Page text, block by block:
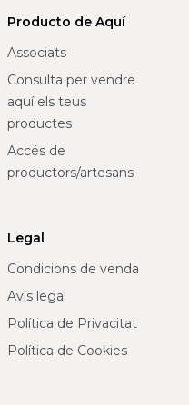
Producto de Aquí
Associats
Consulta per vendre
aquí els teus
productes
Accés de
productors/artesans
Legal
Condicions de venda
Avís legal
Política de Privacitat
Política de Cookies